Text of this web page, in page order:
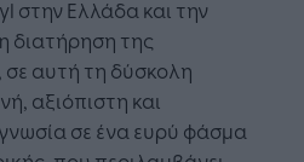
στην Ελλάδα και την
διατήρηση της
σε αυτή τη δύσκολη
αξιόπιστη και
σε ένα ευρύ φάσμα